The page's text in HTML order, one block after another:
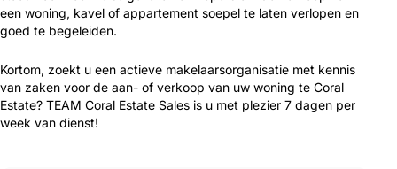
een woning, kavel of appartement soepel te laten verlopen en
goed te begeleiden.
Kortom, zoekt u een actieve makelaarsorganisatie met kennis
van zaken voor de aan- of verkoop van uw woning te Coral
Estate? TEAM Coral Estate Sales is u met plezier 7 dagen per
week van dienst!